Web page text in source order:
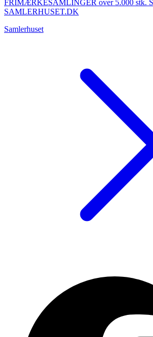
FRIMÆRKESAMLINGER over 5.000 stk.
SAMLERHUSET.DK
Samlerhuset